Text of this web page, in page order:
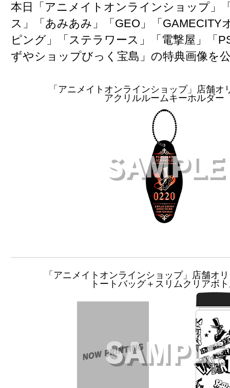
本日「アニメイトオンラインショップ」
ス」「あみあみ」「GEO」「GAMECITY
ピング」「ステラワース」「電撃屋」「
ずやショップびっく宝島」の特典画像を
「アニメイトオンラインショップ」店舗オ
アクリルルームキーホルダー
「アニメイトオンラインショップ」店舗オ
トートバッグ＋スリムクリアボ